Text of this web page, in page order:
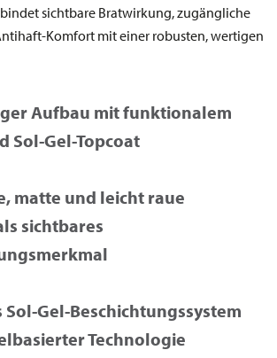
sichtbare Bratwirkung, zugängliche
Komfort mit einer robusten, wertigen
Aufbau mit funktionalem
Sol-Gel-Topcoat
matte und leicht raue
sichtbares
Sol-Gel-Beschichtungssystem
Technologie